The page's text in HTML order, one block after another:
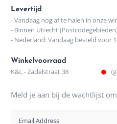
Levertijd
- Vandaag nog af te halen in onze
- Binnen Utrecht
- Nederland: Vandaag besteld voor
Winkelvoorraad
K&L - Zadelstraat 38
Meld je aan bij de wachtlijst
Enter